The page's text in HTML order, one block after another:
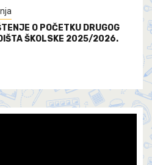
O POČETKU DRUGOG
ŠKOLSKE 2025/2026.